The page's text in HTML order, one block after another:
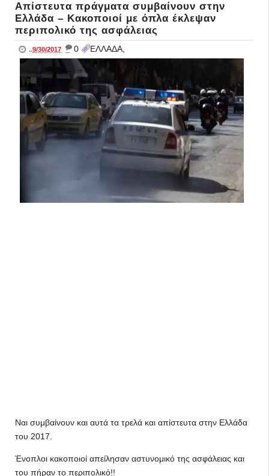
Απίστευτα πράγματα συμβαίνουν στην
Ελλάδα – Κακοποιοί με όπλα έκλεψαν
περιπολικό της ασφάλειας
..9/30/2017 _ 0 ΕΛΛΑΔΑ,
Ναι συμβαίνουν και αυτά τα τρελά και απίστευτα στην Ελλάδα
του 2017.
Ένοπλοι κακοποιοί απείλησαν αστυνομικό της ασφάλειας και
του πήραν το περιπολικό!!